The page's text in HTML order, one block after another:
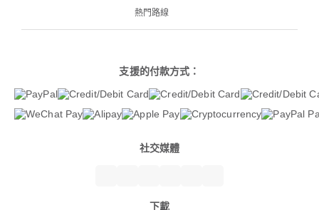
熱門路線
支援的付款方式：
社交媒體
下載